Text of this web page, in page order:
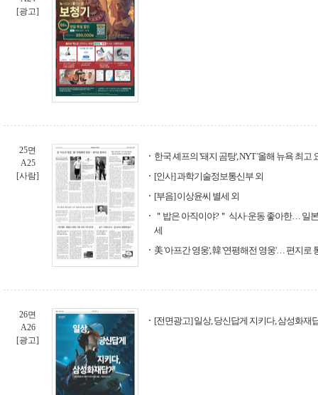
[광고]
25면
A25
[사람]
한국 셰프의 '돼지 곰탕', NYT '올해 뉴욕 최고
[인사] 과학기술정보통신부 외
[부음] 이상윤씨 별세 외
＂밥은 아직이야?＂ 식사·운동 좋아한… 일
세
美 '아프간 영웅', 韓 '연평해전 영웅'… 편지로
26면
A26
[광고]
[전면광고] 일상, 당신답게 지키다, 삼성화재